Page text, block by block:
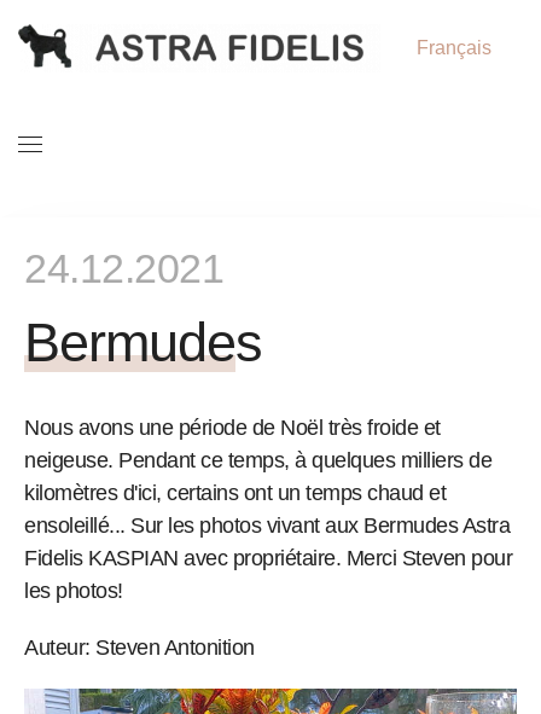
Français
24.12.2021
Bermudes
Nous avons une période de Noël très froide et
neigeuse. Pendant ce temps, à quelques milliers de
kilomètres d'ici, certains ont un temps chaud et
ensoleillé... Sur les photos vivant aux Bermudes Astra
Fidelis KASPIAN avec propriétaire. Merci Steven pour
les photos!
Auteur: Steven Antonition